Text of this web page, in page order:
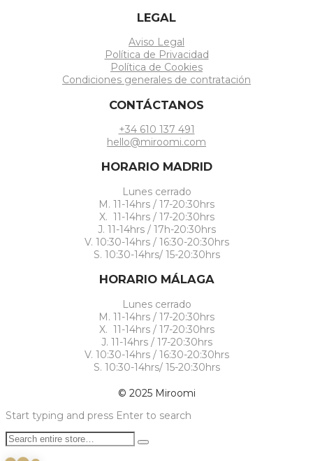
LEGAL
Aviso Legal
Política de Privacidad
Política de Cookies
Condiciones generales de contratación
CONTÁCTANOS
+34 610 137 491
hello@miroomi.com
HORARIO MADRID
Lunes cerrado
M. 11-14hrs / 17-20:30hrs
X. 11-14hrs / 17-20:30hrs
J. 11-14hrs / 17h-20:30hrs
V. 10:30-14hrs / 16:30-20:30hrs
S. 10:30-14hrs/ 15-20:30hrs
HORARIO MÁLAGA
Lunes cerrado
M. 11-14hrs / 17-20:30hrs
X. 11-14hrs / 17-20:30hrs
J. 11-14hrs / 17-20:30hrs
V. 10:30-14hrs / 16:30-20:30hrs
S. 10:30-14hrs/ 15-20:30hrs
© 2025 Miroomi
Start typing and press Enter to search